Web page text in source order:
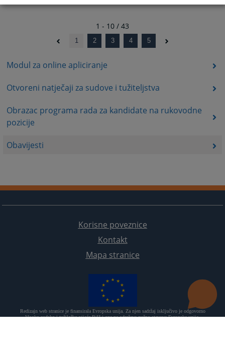
Modul za online apliciranje
Otvoreni natječaji za sudove i tužiteljstva
Obrazac programa rada za kandidate na rukovodne
pozicije
Obavijesti
1 - 10 / 43
1 2 3 4 5
Korisne poveznice
Kontakt
Mapa stranice
Redizajn web stranice je finansirala Evropska unija. Za njen sadržaj isključivo je odgovorno
Visoko sudsko i tužilačko vijeće BiH i ona ne odražava nužno stavove Evropske unije.